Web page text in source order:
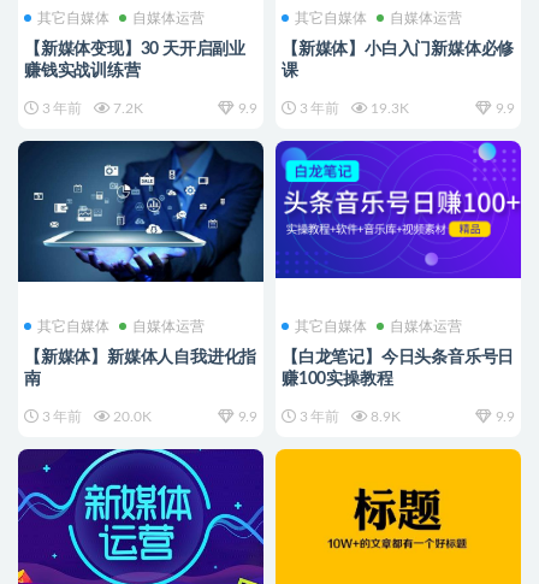
其它自媒体 自媒体运营
【新媒体变现】30 天开启副业
赚钱实战训练营
3 年前 7.2K 9.9
其它自媒体 自媒体运营
【新媒体】小白入门新媒体必修
课
3 年前 19.3K 9.9
其它自媒体 自媒体运营
【新媒体】新媒体人自我进化指
南
3 年前 20.0K 9.9
其它自媒体 自媒体运营
【白龙笔记】今日头条音乐号日
赚100实操教程
3 年前 8.9K 9.9